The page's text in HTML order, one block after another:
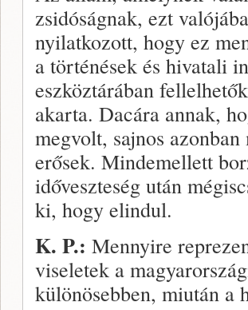
zsidóságnak, ezt
nyilatko­zott, hogy ez
a történések és hivatali
eszköztárában
akarta. Dacára annak,
megvolt, sajnos
erősek. Mindemellett
időveszteség után
ki, hogy elindul.
K. P.: Mennyire
viseletek a
különösebben, miután a